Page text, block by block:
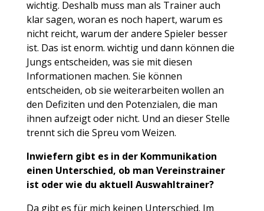
wichtig. Deshalb muss man als Trainer auch
klar sagen, woran es noch hapert, warum es
nicht reicht, warum der andere Spieler besser
ist. Das ist enorm. wichtig und dann können die
Jungs entscheiden, was sie mit diesen
Informationen machen. Sie können
entscheiden, ob sie weiterarbeiten wollen an
den Defiziten und den Potenzialen, die man
ihnen aufzeigt oder nicht. Und an dieser Stelle
trennt sich die Spreu vom Weizen.
Inwiefern gibt es in der Kommunikation
einen Unterschied, ob man Vereinstrainer
ist oder wie du aktuell Auswahltrainer?
Da gibt es für mich keinen Unterschied. Im